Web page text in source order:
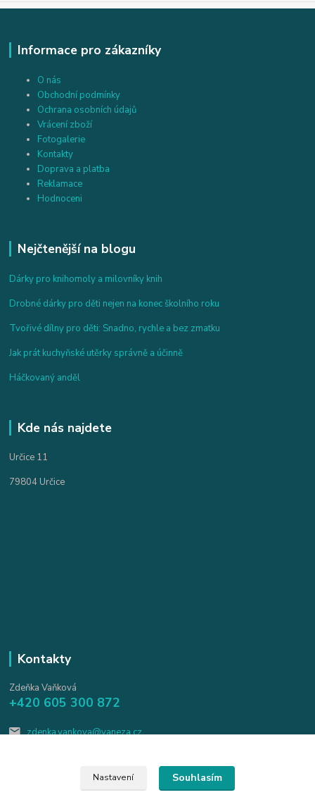
Informace pro zákazníky
O nás
Obchodní podmínky
Ochrana osobních údajů
Vrácení zboží
Fotogalerie
Kontakty
Doprava a platba
Reklamace
Hodnoceni
Nejčtenější na blogu
Dárky pro knihomoly a milovníky knih
Drobné dárky pro děti nejen na konec školního roku
Tvořivé dílny pro děti: Snadno, rychle a bez zmatku
Jak prát kuchyňské utěrky správně a účinně
Háčkovaný anděl
Kde nás najdete
Určice 11
79804 Určice
Kontakty
Zdeňka Vaňková
+420 605 300 872
zdenka.vankova@vaneza.cz
Nastavení Souhlasím